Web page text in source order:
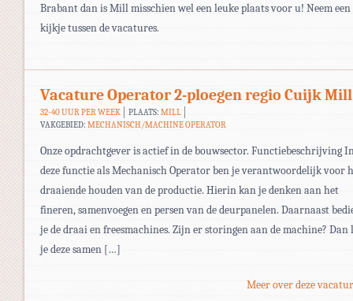
Brabant dan is Mill misschien wel een leuke plaats voor u! Neem een
kijkje tussen de vacatures.
Vacature Operator 2-ploegen regio Cuijk Mill
32-40 UUR PER WEEK PLAATS: MILL
VAKGEBIED: MECHANISCH/MACHINE OPERATOR
Onze opdrachtgever is actief in de bouwsector. Functiebeschrijving
deze functie als Mechanisch Operator ben je verantwoordelijk voor
draaiende houden van de productie. Hierin kan je denken aan het
fineren, samenvoegen en persen van de deurpanelen. Daarnaast
je de draai en freesmachines. Zijn er storingen aan de machine? Dan
je deze samen […]
Meer over deze